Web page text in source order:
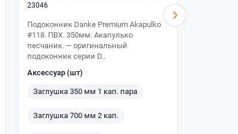
23046
Подоконник Danke Premium Akapulko
#118. ПВХ. 350мм. Акапулько
песчаник. — оригинальный
подоконник серии D..
Аксессуар (шт)
Заглушка 350 мм 1 кап. пара
Заглушка 700 мм 2 кап.